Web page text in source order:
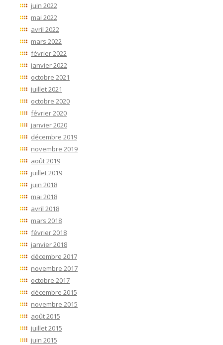
juin 2022
mai 2022
avril 2022
mars 2022
février 2022
janvier 2022
octobre 2021
juillet 2021
octobre 2020
février 2020
janvier 2020
décembre 2019
novembre 2019
août 2019
juillet 2019
juin 2018
mai 2018
avril 2018
mars 2018
février 2018
janvier 2018
décembre 2017
novembre 2017
octobre 2017
décembre 2015
novembre 2015
août 2015
juillet 2015
juin 2015